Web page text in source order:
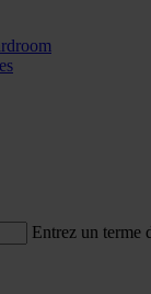
Entrez un terme